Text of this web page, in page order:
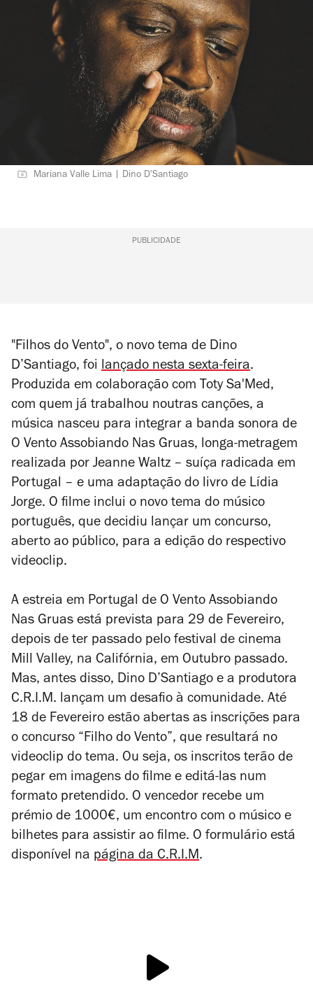
Mariana Valle Lima | Dino D'Santiago
PUBLICIDADE
"Filhos do Vento", o novo tema de Dino
D’Santiago, foi lançado nesta sexta-feira.
Produzida em colaboração com Toty Sa'Med,
com quem já trabalhou noutras canções, a
música nasceu para integrar a banda sonora de
O Vento Assobiando Nas Gruas, longa-metragem
realizada por Jeanne Waltz – suíça radicada em
Portugal – e uma adaptação do livro de Lídia
Jorge. O filme inclui o novo tema do músico
português, que decidiu lançar um concurso,
aberto ao público, para a edição do respectivo
videoclip.
A estreia em Portugal de O Vento Assobiando
Nas Gruas está prevista para 29 de Fevereiro,
depois de ter passado pelo festival de cinema
Mill Valley, na Califórnia, em Outubro passado.
Mas, antes disso, Dino D’Santiago e a produtora
C.R.I.M. lançam um desafio à comunidade. Até
18 de Fevereiro estão abertas as inscrições para
o concurso “Filho do Vento”, que resultará no
videoclip do tema. Ou seja, os inscritos terão de
pegar em imagens do filme e editá-las num
formato pretendido. O vencedor recebe um
prémio de 1000€, um encontro com o músico e
bilhetes para assistir ao filme. O formulário está
disponível na página da C.R.I.M.